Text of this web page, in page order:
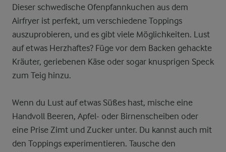
Dieser schwedische Ofenpfannkuchen aus dem
Airfryer ist perfekt, um verschiedene Toppings
auszuprobieren, und es gibt viele Möglichkeiten. Lust
auf etwas Herzhaftes? Füge vor dem Backen gehackte
Kräuter, geriebenen Käse oder sogar knusprigen Speck
zum Teig hinzu.
Wenn du Lust auf etwas Süßes hast, mische eine
Handvoll Beeren, Apfel- oder Birnenscheiben oder
eine Prise Zimt und Zucker unter. Du kannst auch mit
den Toppings experimentieren. Tausche den